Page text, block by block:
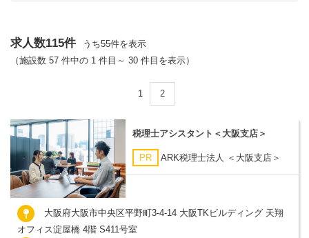
求人数115件
うち55件を表示
（施設数 57 件中の 1 件目～ 30 件目を表示）
1 2
税理士アシスタント＜大阪支店＞
PR ARK税理士法人 ＜大阪支店＞
大阪府大阪市中央区平野町3-4-14 大阪TKビルディング 天翔
オフィス淀屋橋 4階 S411号室